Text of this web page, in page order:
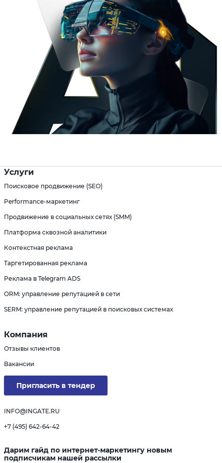
Услуги
Поисковое продвижение (SEO)
Performance-маркетинг
Продвижение в социальных сетях (SMM)
Платформа сквозной аналитики
Контекстная реклама
Таргетированная реклама
Реклама в Telegram ADS
ORM: управление репутацией в сети
SERM: управление репутацией в поисковых системах
Компания
Отзывы клиентов
Вакансии
Пригласить в тендер
INFO@INGATE.RU
+7 (495) 642-64-42
Дарим гайд по интернет-маркетингу новым
подписчикам нашей рассылки